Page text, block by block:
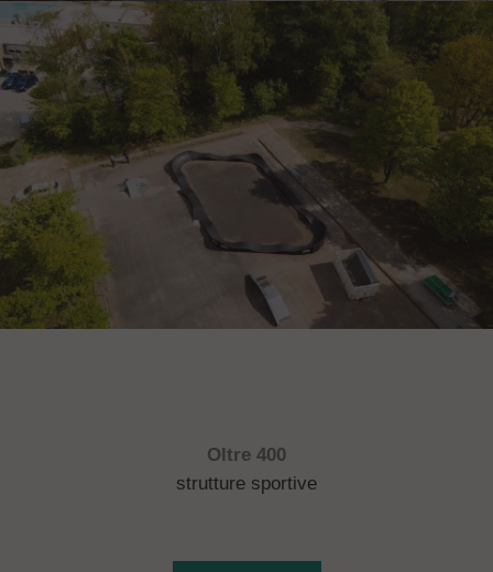
Oltre 400
strutture sportive